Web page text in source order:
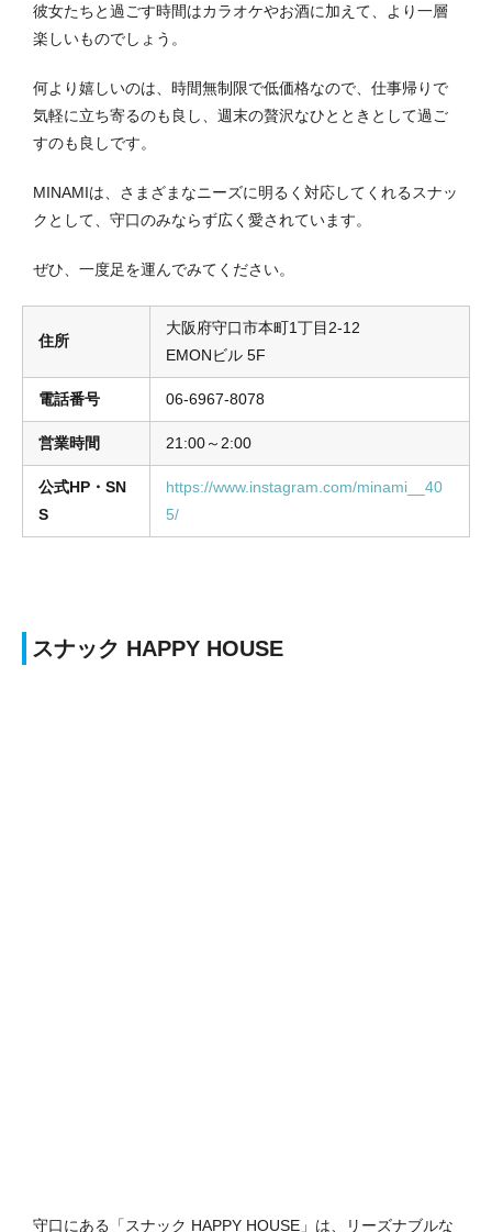
彼女たちと過ごす時間はカラオケやお酒に加えて、より一層
楽しいものでしょう。
何より嬉しいのは、時間無制限で低価格なので、仕事帰りで
気軽に立ち寄るのも良し、週末の贅沢なひとときとして過ご
すのも良しです。
MINAMIは、さまざまなニーズに明るく対応してくれるスナッ
クとして、守口のみならず広く愛されています。
ぜひ、一度足を運んでみてください。
住所
大阪府守口市本町1丁目2-12
EMONビル 5F
電話番号 06-6967-8078
営業時間 21:00～2:00
公式HP・SN
S
https://www.instagram.com/minami__40
5/
スナック HAPPY HOUSE
守口にある「スナック HAPPY HOUSE」は、リーズナブルな